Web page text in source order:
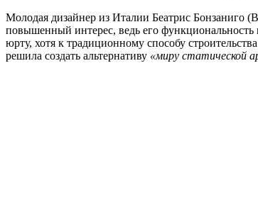
Молодая дизайнер из Италии Беатрис Бонзаниго
повышенный интерес, ведь его
юрту, хотя к традиционному способу
решила создать альтернативу «миру статической